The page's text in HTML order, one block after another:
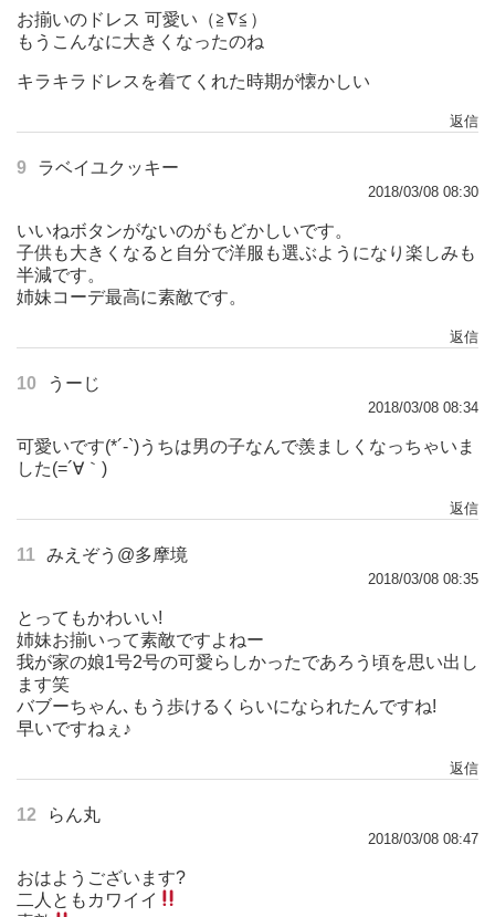
お揃いのドレス 可愛い（≧∇≦）
もうこんなに大きくなったのね
キラキラドレスを着てくれた時期が懐かしい
返信
9 ラベイユクッキー
2018/03/08 08:30
いいねボタンがないのがもどかしいです。
子供も大きくなると自分で洋服も選ぶようになり楽しみも
半減です。
姉妹コーデ最高に素敵です。
返信
10 うーじ
2018/03/08 08:34
可愛いです(*´-`)うちは男の子なんで羨ましくなっちゃいま
した(=´∀｀)
返信
11 みえぞう@多摩境
2018/03/08 08:35
とってもかわいい!
姉妹お揃いって素敵ですよねー
我が家の娘1号2号の可愛らしかったであろう頃を思い出し
ます笑
バブーちゃん､もう歩けるくらいになられたんですね!
早いですねぇ♪
返信
12 らん丸
2018/03/08 08:47
おはようございます?
二人ともカワイイ